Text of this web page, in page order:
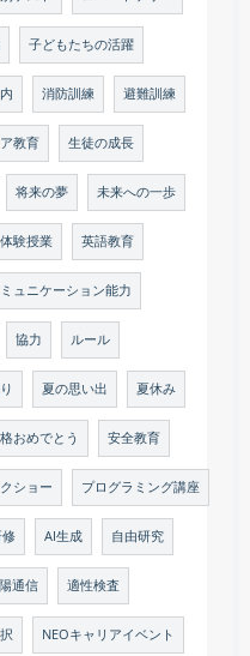
子どもたちの活躍
消防訓練 避難訓練
教育 生徒の成長
将来の夢 未来への一歩
体験授業 英語教育
ュニケーション能力
協力 ルール
夏の思い出 夏休み
おめでとう 安全教育
ショー プログラミング講座
AI生成 自由研究
通信 適性検査
NEOキャリアイベント